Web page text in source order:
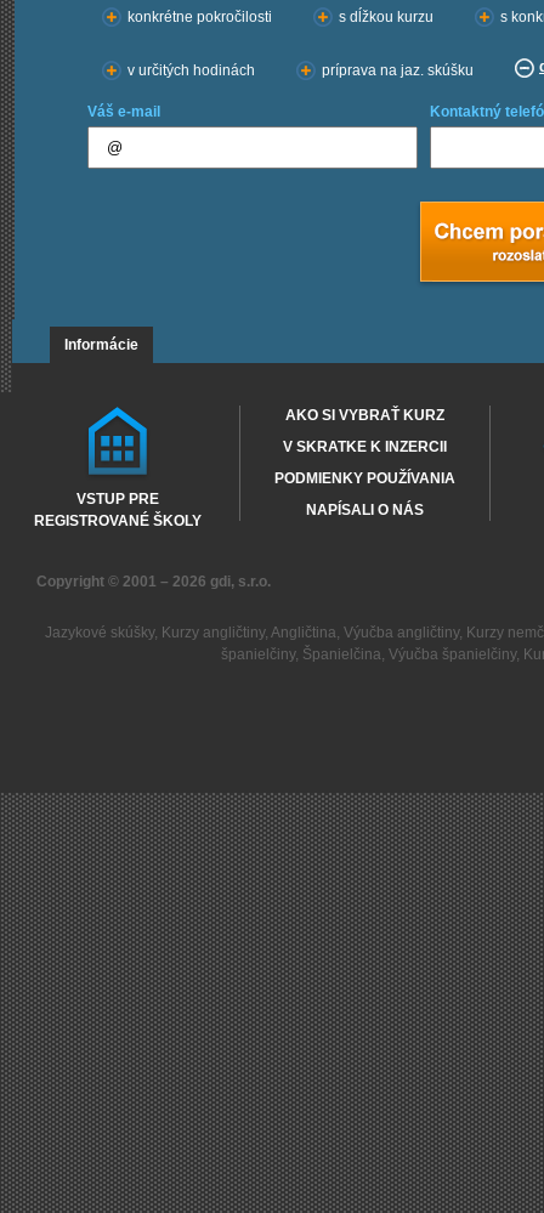
konkrétne pokročilosti
s dĺžkou kurzu s
v určitých hodinách príprava na jaz. skúšku
Váš e-mail Kontaktný
Informácie
VSTUP PRE
REGISTROVANÉ ŠKOLY
AKO SI VYBRAŤ KURZ
V SKRATKE K INZERCII
PODMIENKY POUŽÍVANIA
NAPÍSALI O NÁS
Copyright © 2001 – 2026 gdi, s.r.o.
Jazykové skúšky, Kurzy angličtiny, Angličtina, Výučba angličtiny, Kurzy
španielčiny, Španielčina, Výučba španielčiny,